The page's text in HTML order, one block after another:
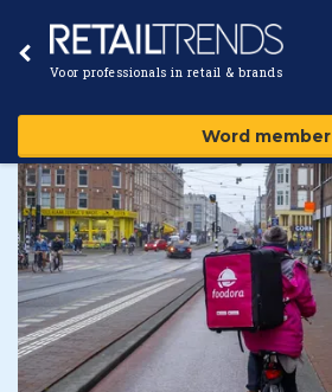
Voor professionals in retail & brands
Word member